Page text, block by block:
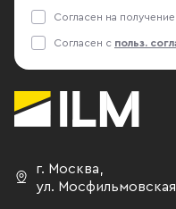
Согласен на получение
Согласен с польз.
г. Москва,
ул.